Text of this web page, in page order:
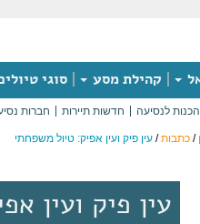
קהילת מסע סוגי
הכנות לנסיעה חדשות תיירות חברות
/ כתבות/ עין פיק ועין אפיק: טיול משפחתי
עין פיק ועין